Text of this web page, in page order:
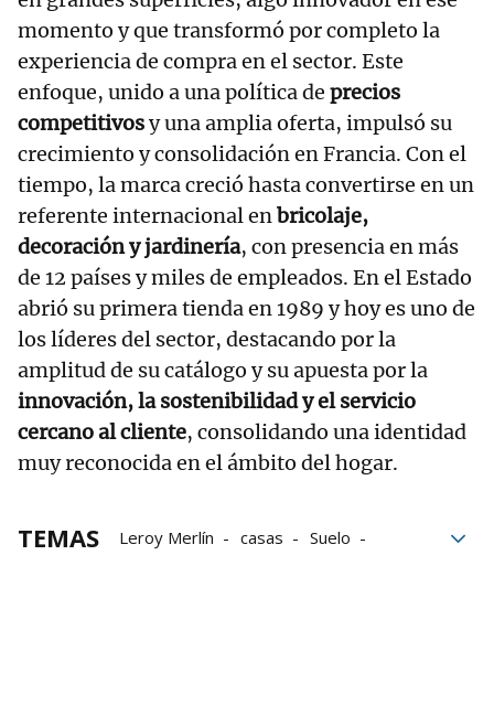
momento y que transformó por completo la
experiencia de compra en el sector. Este
enfoque, unido a una política de precios
competitivosy una amplia oferta, impulsó su
crecimiento y consolidación en Francia. Con el
tiempo, la marca creció hasta convertirse en un
referente internacional enbricolaje,
decoración y jardinería, con presencia en más
de 12 países y miles de empleados. En el Estado
abrió su primera tienda en 1989 y hoy es uno de
los líderes del sector, destacando por la
amplitud de su catálogo y su apuesta por la
innovación, la sostenibilidad y el servicio
cercano al cliente, consolidando una identidad
muy reconocida en el ámbito del hogar.
TEMAS Leroy Merlín casas
Suelo